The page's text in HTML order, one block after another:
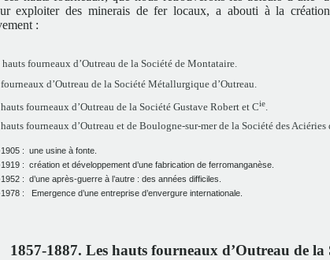
exploiter des minerais de fer locaux, a abouti à la création
:
fourneaux d’Outreau de la Société de Montataire.
d’Outreau de la Société Métallurgique d’Outreau.
fourneaux d’Outreau de la Société Gustave Robert et Cie
fourneaux d’Outreau et de Boulogne-sur-mer de la Société des Aciéries
: une usine à fonte.
: création et développement d’une fabrication de ferromanganèse.
: d’une après-guerre à l’autre : des années difficiles.
: Emergence d’une entreprise d’envergure internationale.
1857-1887. Les hauts fourneaux d’Outreau de